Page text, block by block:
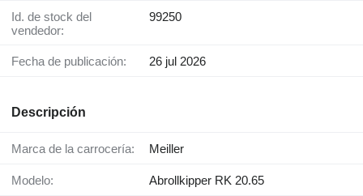
Id. de stock del
vendedor:
99250
Fecha de publicación: 26 jul 2026
Descripción
Marca de la carrocería: Meiller
Modelo: Abrollkipper RK 20.65